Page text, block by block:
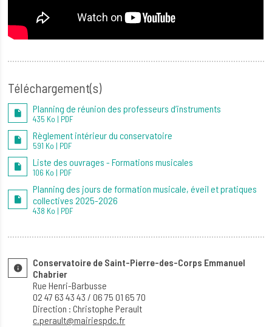
Téléchargement(s)
Planning de réunion des professeurs d’instruments
435 Ko | PDF
Règlement intérieur du conservatoire
591 Ko | PDF
Liste des ouvrages - Formations musicales
106 Ko | PDF
Planning des jours de formation musicale, éveil et pratiques
collectives 2025-2026
438 Ko | PDF
Conservatoire de Saint-Pierre-des-Corps Emmanuel
Chabrier ​
Rue Henri-Barbusse
02 47 63 43 43 / 06 75 01 65 70
Direction : Christophe Perault
c.perault@mairiespdc.fr